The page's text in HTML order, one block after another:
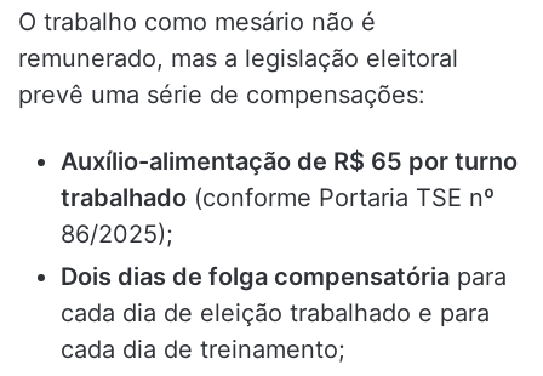
O trabalho como mesário não é
remunerado, mas a legislação eleitoral
prevê uma série de compensações:
Auxílio-alimentação de R$ 65 por turno
trabalhado (conforme Portaria TSE nº
86/2025);
Dois dias de folga compensatória para
cada dia de eleição trabalhado e para
cada dia de treinamento;